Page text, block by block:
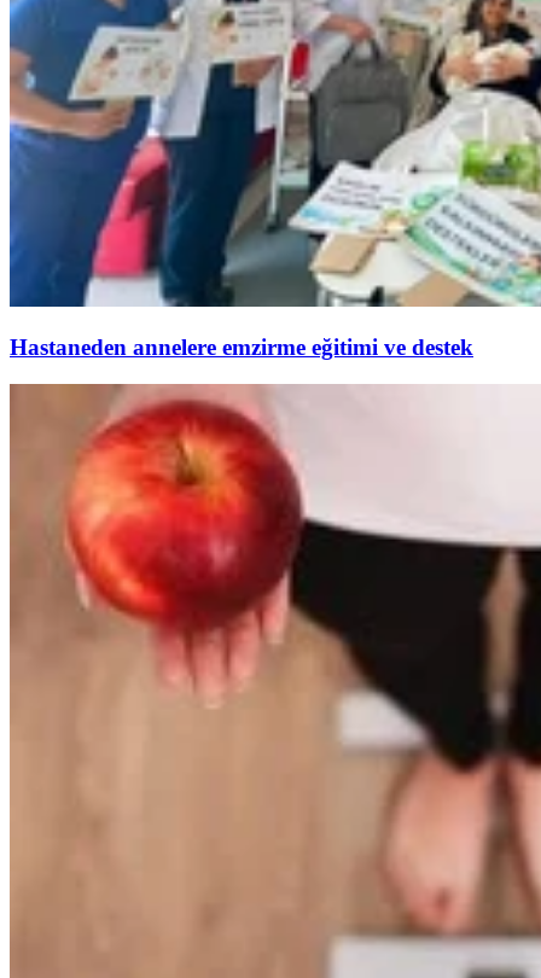
Hastaneden annelere emzirme eğitimi ve destek